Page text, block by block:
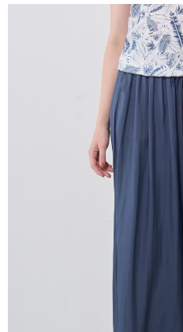
成交易。
3.實際核准額度、可分期數及費用金額
4.訂單成立30分鐘內，如未前往確認
消。如遇「轉專審核」未通過狀況，
1.分期款項不併入電信帳單，「大哥
2.透過簡訊連結打開帳單後，可選擇
帳／街口支付／iPASS MONEY」等通
1.本服務係由「台灣大哥大股份有限
用戶於交易時，得透過本服務購買商
買賣價金債權讓與本公司後，依約使用
2.基於同意付款使用「大哥付你分期
資料（包含姓名、電話或地址）提供
由本公司與您本人進行分期帳單所需資
AFTEE先享後付是「在收到商品之後
１．簡單：不需註冊會員、不需綁卡
２．便利：只要手機號碼，簡訊認證
３．安心：先確認商品／服務後，再付
【「AFTEE先享後付」結帳流程】
１．於結帳方式選擇「AFTEE先享後
結帳頁面，進行簡訊認證並確認金額
２．訂單成立數日內，您將收到繳費通
３．收到繳費通知簡訊後14天內，點
ATM／網路銀行／等多元方式進行付款
※ 請注意：結帳手續完成當下不需立
購買商品的店家。未經商家同意取消
※ 交易是否成功請以「AFTEE先享後
是否繳費成功／繳費後需取消欲退款
https://
１．透過由恩沛科技股份有限公司提
易，需依本服務之必要範圍內提供個
權轉讓予恩沛科技股份有限公司。
每筆NT$120，滿NT$2,000(含以
每筆NT$120，滿NT$2,000(含以上